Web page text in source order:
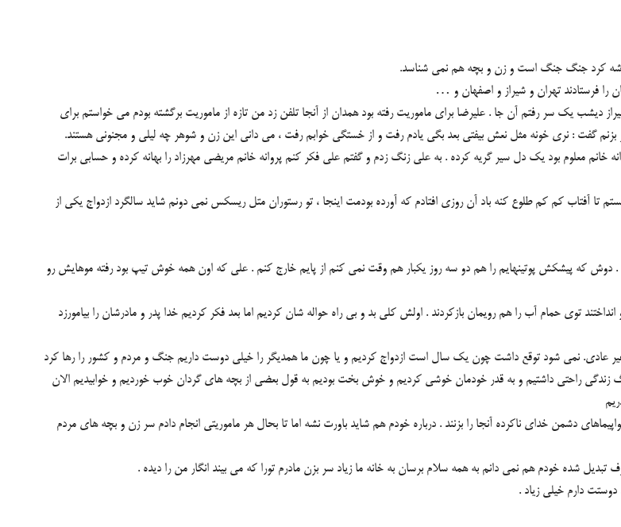
شه كرد جنگ جنگ است و زن و بچه هم نمی شناسد.
فرستادند تهران و شیراز و اصفهان و …
دیشب یك سر رفتم آن جا . علیرضا برای ماموریت رفته بود همدان از آنجا تلفن زد من تازه از ماموریت برگشته بودم می خواستم برای
گفت : نری خونه مثل نعش بیفتی بعد بگی یادم رفت و از خستگی خوابم رفت ، می دانی این زن و شوهر چه لیلی و مجنونی هستند.
معلوم بود یك دل سیر گریه كرده . به علی زنگ زدم و گفتم علی فكر كنم پروانه خانم مریضی مهرزاد را بهانه كرده و حسابی برات
تا آفتاب كم كم طلوع كنه باد آن روزی افتادم كه آورده بودمت اینجا ، تو رستوران متل ریسكس نمی دونم شاید سالگرد ازدواج یكی از
كه پیشكش پوتینهایم را هم دو سه روز یكبار هم وقت نمی كنم از پایم خارج كنم . علی كه اون همه خوش تیپ بود رفته موهایش رو
توی حمام آب را هم رویمان بازكردند . اولش كلی بد و بی راه حواله شان كردیم اما بعد فكر كردیم خدا پدر و مادرشان را بیامورزد
عادی. نمی شود توقع داشت چون یك سال است ازدواج كردیم و یا چون ما همدیگر را خیلی دوست داریم جنگ و مردم و كشور را رها كرد
راحتی داشتیم و به قدر خودمان خوشی كردیم و خوش بخت بودیم به قول بعضی از بچه های گردان خوب خوردیم و خوابیدیم الان
دشمن خدای ناكرده آنجا را بزنند . درباره خودم هم شاید باورت نشه اما تا بحال هر ماموریتی انجام دادم سر زن و بچه های مردم
خودم هم نمی دانم به همه سلام برسان به خانه ما زیاد سر بزن مادرم تورا كه می بیند انگار من را دیده .
دارم خیلی زیاد .